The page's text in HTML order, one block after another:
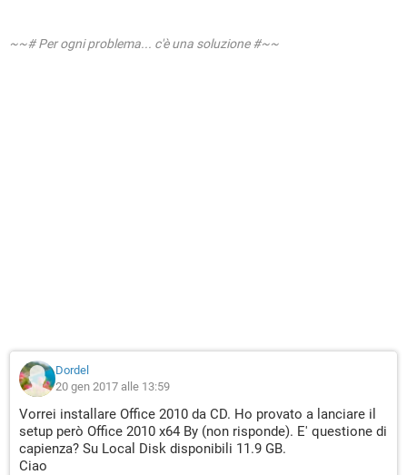
~~# Per ogni problema... c'è una soluzione #~~
Dordel
20 gen 2017 alle 13:59
Vorrei installare Office 2010 da CD. Ho provato a lanciare il
setup però Office 2010 x64 By (non risponde). E' questione di
capienza? Su Local Disk disponibili 11.9 GB.
Ciao